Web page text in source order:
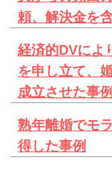
頼、解決金を
経済的DVによ
を申し立て、
成立させた事例
熟年離婚でモ
得した事例